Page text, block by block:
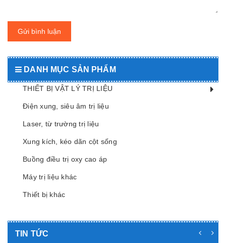
Gửi bình luận
DANH MỤC SẢN PHẨM
THIẾT BỊ VẬT LÝ TRỊ LIỆU
Điện xung, siêu âm trị liệu
Laser, từ trường trị liệu
Xung kích, kéo dãn cột sống
Buồng điều trị oxy cao áp
Máy trị liệu khác
Thiết bị khác
TIN TỨC